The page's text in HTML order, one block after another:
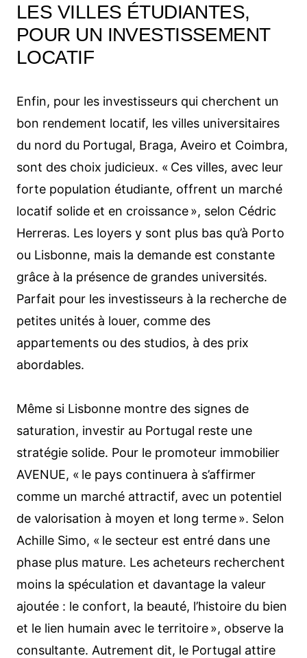
LES VILLES ÉTUDIANTES,
POUR UN INVESTISSEMENT
LOCATIF
Enfin, pour les investisseurs qui cherchent un
bon rendement locatif, les villes universitaires
du nord du Portugal, Braga, Aveiro et Coimbra,
sont des choix judicieux. « Ces villes, avec leur
forte population étudiante, offrent un marché
locatif solide et en croissance », selon Cédric
Herreras. Les loyers y sont plus bas qu’à Porto
ou Lisbonne, mais la demande est constante
grâce à la présence de grandes universités.
Parfait pour les investisseurs à la recherche de
petites unités à louer, comme des
appartements ou des studios, à des prix
abordables.
Même si Lisbonne montre des signes de
saturation, investir au Portugal reste une
stratégie solide. Pour le promoteur immobilier
AVENUE, « le pays continuera à s’affirmer
comme un marché attractif, avec un potentiel
de valorisation à moyen et long terme ». Selon
Achille Simo, « le secteur est entré dans une
phase plus mature. Les acheteurs recherchent
moins la spéculation et davantage la valeur
ajoutée : le confort, la beauté, l’histoire du bien
et le lien humain avec le territoire », observe la
consultante. Autrement dit, le Portugal attire